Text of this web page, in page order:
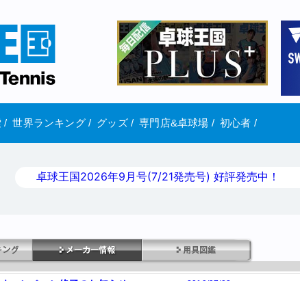
/ 世界ランキング/ グッズ/ 専門店&卓球場 / 初心者 /
卓球王国2026年9月号(7/21発売号) 好評発売中！